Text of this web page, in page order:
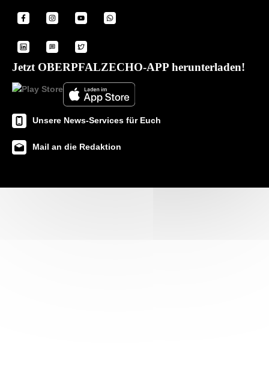
Jetzt OBERPFALZECHO-APP herunterladen!
Unsere News-Services für Euch
Mail an die Redaktion